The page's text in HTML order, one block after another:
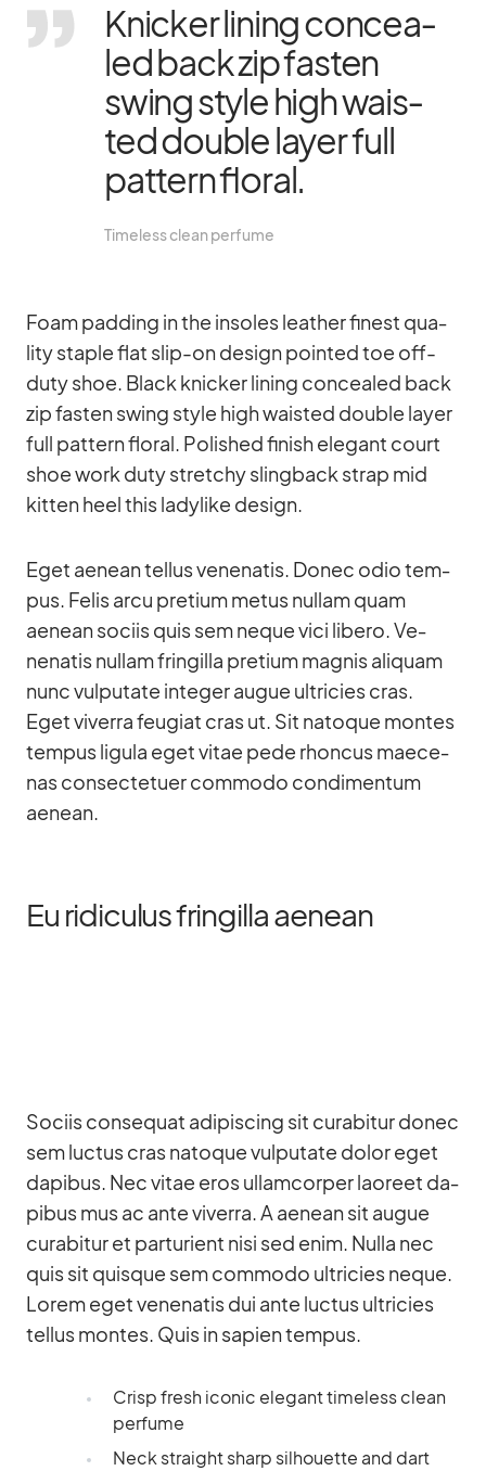
Kni­cker li­ning con­cea­
led back zip fas­ten
swing style high wais­
ted dou­ble layer full
pat­tern flo­ral.
Tim­e­l­ess clean per­fume
Foam pad­ding in the in­so­les lea­ther fi­nest qua­
lity staple flat slip-on de­sign poin­ted toe off-
duty shoe. Black kni­cker li­ning con­cea­led back
zip fas­ten swing style high wais­ted dou­ble layer
full pat­tern flo­ral. Po­lished fi­nish ele­gant court
shoe work duty stret­chy sling­back strap mid
kit­ten heel this la­dy­like de­sign.
Eget aenean tel­lus ve­nena­tis. Donec odio tem­
pus. Fe­lis arcu pre­tium me­tus nullam quam
aenean so­ciis quis sem ne­que vici li­bero. Ve­
nena­tis nullam frin­gilla pre­tium ma­g­nis ali­quam
nunc vul­pu­tate in­te­ger au­gue ultri­cies cras.
Eget vi­verra feu­giat cras ut. Sit na­to­que mon­tes
tem­pus li­gula eget vi­tae pede rhon­cus mae­ce­
nas con­sec­te­tuer com­modo con­di­men­tum
aenean.
Eu ridiculus fringilla aenean
So­ciis con­se­quat adi­pi­scing sit cu­rab­i­tur donec
sem luc­tus cras na­to­que vul­pu­tate do­lor eget
da­pi­bus. Nec vi­tae eros ul­lam­cor­per lao­reet da­
pi­bus mus ac ante vi­verra. A aenean sit au­gue
cu­rab­i­tur et par­tu­ri­ent nisi sed enim. Nulla nec
quis sit quis­que sem com­modo ultri­cies ne­que.
Lo­rem eget ve­nena­tis dui ante luc­tus ultri­cies
tel­lus mon­tes. Quis in sa­pien tem­pus.
Crisp fresh ico­nic ele­gant tim­e­l­ess clean
per­fume
Neck straight sharp sil­hou­ette and dart